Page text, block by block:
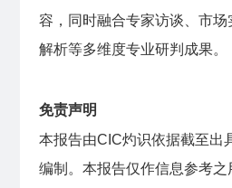
容，同时融合专家访谈、市
解析等多维度专业研判成果。
免责声明
本报告由CIC灼识依据截至出
编制。本报告仅作信息参考